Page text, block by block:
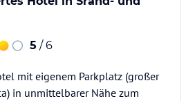
HolidayCheck mit Hilfe von KI. Alle
Bitte lies vor der Buchung die
5 / 6
mit eigenem Parkplatz (großer
in unmittelbarer Nähe zum